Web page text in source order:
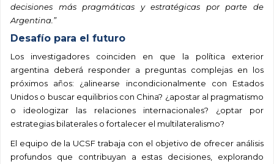
decisiones más pragmáticas y estratégicas por parte de
Argentina.”
Desafío para el futuro
Los investigadores coinciden en que la política exterior
argentina deberá responder a preguntas complejas en los
próximos años: ¿alinearse incondicionalmente con Estados
Unidos o buscar equilibrios con China? ¿apostar al pragmatismo
o ideologizar las relaciones internacionales? ¿optar por
estrategias bilaterales o fortalecer el multilateralismo?
El equipo de la UCSF trabaja con el objetivo de ofrecer análisis
profundos que contribuyan a estas decisiones, explorando